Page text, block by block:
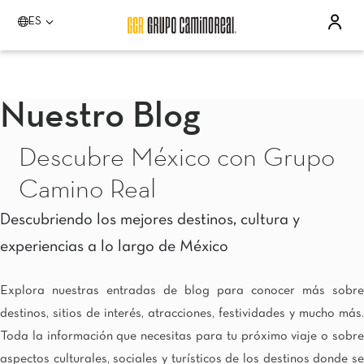
ES
Por favor elija un destino
Quinta Real Acapulco
Camino Real Acapulco Diamante
Quinta Real Aguascalientes
Real Inn Celaya
Estado de México
Real Inn Perinorte
Guadalajara
Camino Real Guadalajara
Camino Real Veracruz
Mérida
Camino Real Mérida
Nuestro Blog
Descubre México con Grupo
Camino Real
Descubriendo los mejores destinos, cultura y
experiencias a lo largo de México
Explora nuestras entradas de blog para conocer más sobre
destinos, sitios de interés, atracciones, festividades y mucho más.
Toda la información que necesitas para tu próximo viaje o sobre
aspectos culturales, sociales y turísticos de los destinos donde se